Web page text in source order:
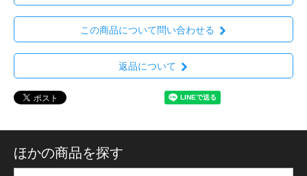
この商品について問い合わせる
返品について
ほかの商品を探す